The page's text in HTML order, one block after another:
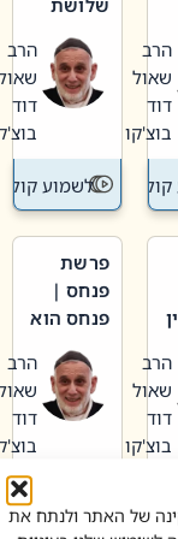
של האתר ולנתח את
הרב
בוצ'קו
תורה – מדרש
האבות
הרב
שאול
דוד
בוצ'קו
לשמוע קול
הרב
בוצ'קו
תורה – מדרש
פרשת
פנחס |
פנחס הוא
אליהו: בין
קנאות
הורסת
לקנאות
בונה
הרב
שאול
דוד
בוצ'קו
לשמוע קול